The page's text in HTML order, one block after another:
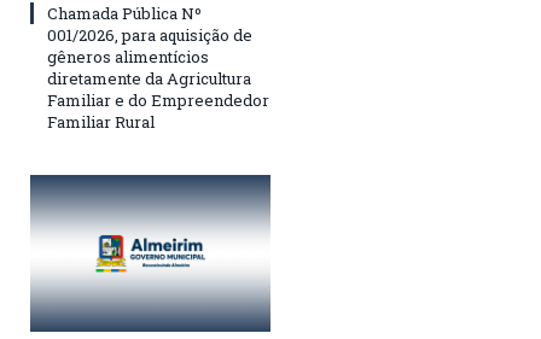
Chamada Pública Nº
001/2026, para aquisição de
gêneros alimentícios
diretamente da Agricultura
Familiar e do Empreendedor
Familiar Rural